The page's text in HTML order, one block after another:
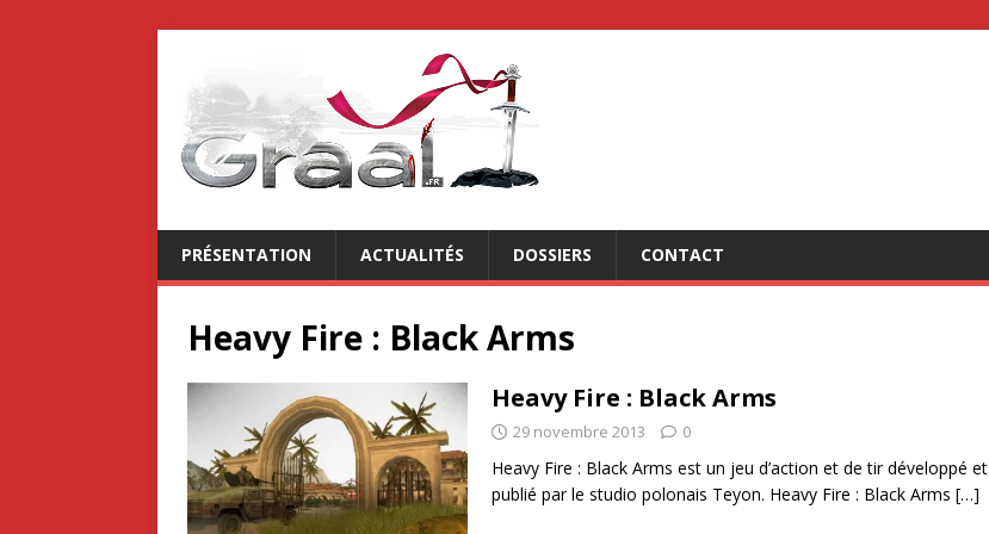
PRÉSENTATION ACTUALITÉS DOSSIERS CONTACT
Heavy Fire : Black Arms
Heavy Fire : Black Arms
29 novembre 2013 0
Heavy Fire : Black Arms est un jeu d’action et de tir développé et
publié par le studio polonais Teyon. Heavy Fire : Black Arms […]